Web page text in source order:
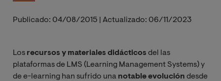
Publicado: 04/08/2015 Actualizado: 06/11/2023
Los recursos y materiales didácticos del las
plataformas de LMS (Learning Management Systems) y
de e-learning han sufrido una notable evolución desde